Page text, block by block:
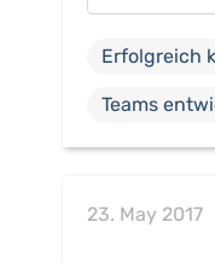
Erfolgreich
Teams
23. May 2017